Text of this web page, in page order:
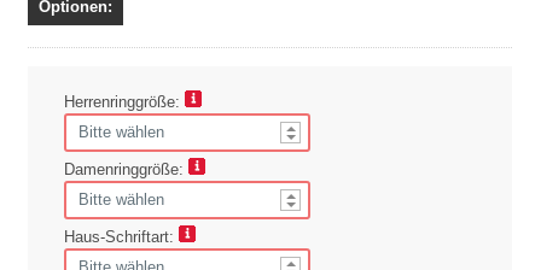
Optionen:
Herrenringgröße:
Damenringgröße:
Haus-Schriftart: